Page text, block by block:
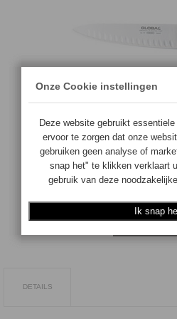
€135.00
Anzahl:
Auf Lager
DETAILS